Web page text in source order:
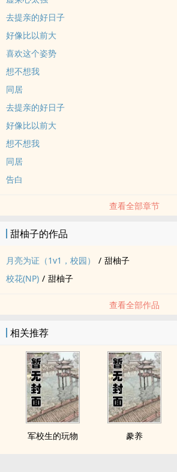
去提亲的好日子
好像比以前大
喜欢这个姿势
想不想我
同居
去提亲的好日子
好像比以前大
想不想我
同居
告白
查看全部章节
甜柚子的作品
月亮为证（1v1，校园） / 甜柚子
校花(NP) / 甜柚子
查看全部作品
相关推荐
军校生的玩物 豢养